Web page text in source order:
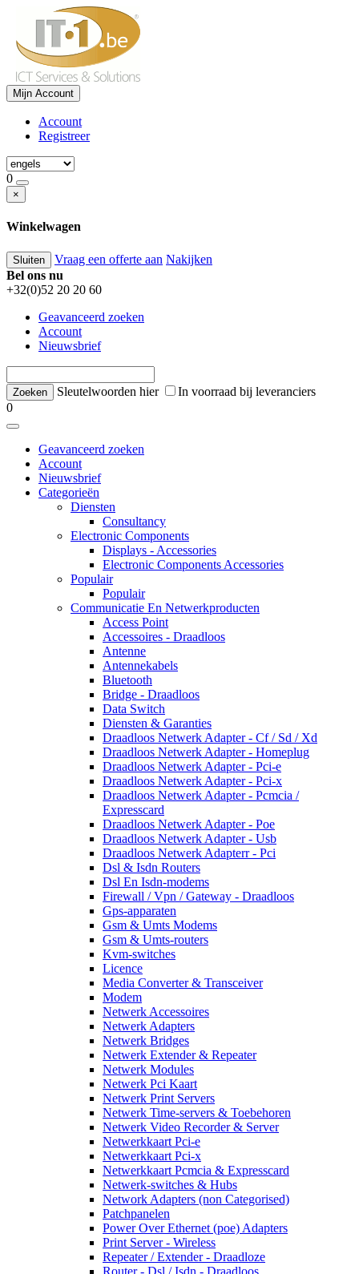
Mijn Account
Account
Registreer
0
×
Winkelwagen
Sluiten Vraag een offerte aan Nakijken
Bel ons nu
+32(0)52 20 20 60
Geavanceerd zoeken
Account
Nieuwsbrief
Sleutelwoorden hier
In voorraad bij leveranciers
0
Geavanceerd zoeken
Account
Nieuwsbrief
Categorieën
Diensten
Consultancy
Electronic Components
Displays - Accessories
Electronic Components Accessories
Populair
Populair
Communicatie En Netwerkproducten
Access Point
Accessoires - Draadloos
Antenne
Antennekabels
Bluetooth
Bridge - Draadloos
Data Switch
Diensten & Garanties
Draadloos Netwerk Adapter - Cf / Sd / Xd
Draadloos Netwerk Adapter - Homeplug
Draadloos Netwerk Adapter - Pci-e
Draadloos Netwerk Adapter - Pci-x
Draadloos Netwerk Adapter - Pcmcia /
Expresscard
Draadloos Netwerk Adapter - Poe
Draadloos Netwerk Adapter - Usb
Draadloos Netwerk Adapterr - Pci
Dsl & Isdn Routers
Dsl En Isdn-modems
Firewall / Vpn / Gateway - Draadloos
Gps-apparaten
Gsm & Umts Modems
Gsm & Umts-routers
Kvm-switches
Licence
Media Converter & Transceiver
Modem
Netwerk Accessoires
Netwerk Adapters
Netwerk Bridges
Netwerk Extender & Repeater
Netwerk Modules
Netwerk Pci Kaart
Netwerk Print Servers
Netwerk Time-servers & Toebehoren
Netwerk Video Recorder & Server
Netwerkkaart Pci-e
Netwerkkaart Pci-x
Netwerkkaart Pcmcia & Expresscard
Netwerk-switches & Hubs
Network Adapters (non Categorised)
Patchpanelen
Power Over Ethernet (poe) Adapters
Print Server - Wireless
Repeater / Extender - Draadloze
Router - Dsl / Isdn - Draadloos